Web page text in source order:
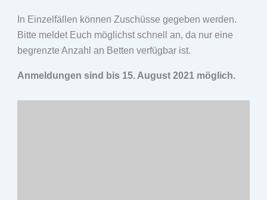
In Einzelfällen können Zuschüsse gegeben werden.
Bitte meldet Euch möglichst schnell an, da nur eine
begrenzte Anzahl an Betten verfügbar ist.
Anmeldungen sind bis 15. August 2021 möglich.